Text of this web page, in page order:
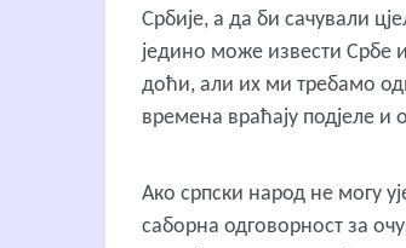
Србије, а да би сачували
једино може извести Србе
доћи, али их ми требамо
времена враћају подјеле и
Ако српски народ не могу
саборна одговорност за